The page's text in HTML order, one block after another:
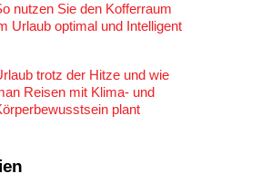
nutzen Sie den Kofferraum
Urlaub optimal und Intelligent
trotz der Hitze und wie
Reisen mit Klima- und
plant